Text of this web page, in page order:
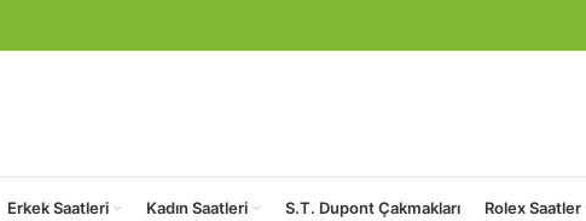
Erkek Saatleri Kadın Saatleri S.T. Dupont Çakmakları Rolex Saatler